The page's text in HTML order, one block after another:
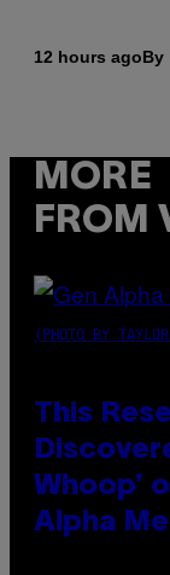
12 hours agoBy
MORE
FROM
(PHOTO BY
This
Whoop’
Alpha